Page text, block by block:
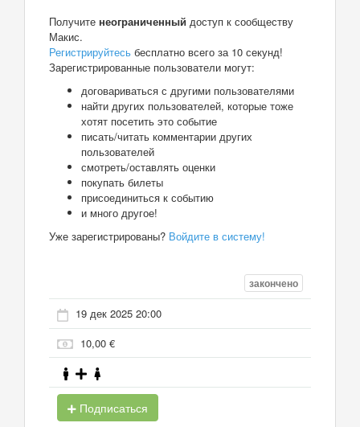
Получите неограниченный доступ к сообществу
Макис.
Регистрируйтесь бесплатно всего за 10 секунд!
Зарегистрированные пользователи могут:
договариваться с другими пользователями
найти других пользователей, которые тоже
хотят посетить это событие
писать/читать комментарии других
пользователей
смотреть/оставлять оценки
покупать билеты
присоединиться к событию
и много другое!
Уже зарегистрированы? Войдите в систему!
закончено
19 дек 2025 20:00
10,00 €
Подписаться